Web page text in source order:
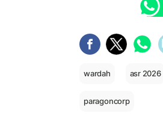
wardah asr 2026
paragoncorp